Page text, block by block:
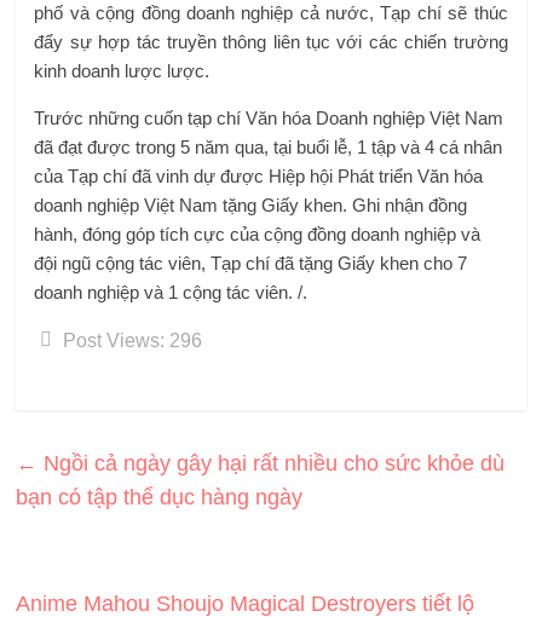
phố và cộng đồng doanh nghiệp cả nước, Tạp chí sẽ thúc
đẩy sự hợp tác truyền thông liên tục với các chiến trường
kinh doanh lược lược.
Trước những cuốn tạp chí Văn hóa Doanh nghiệp Việt Nam
đã đạt được trong 5 năm qua, tại buổi lễ, 1 tập và 4 cá nhân
của Tạp chí đã vinh dự được Hiệp hội Phát triển Văn hóa
doanh nghiệp Việt Nam tặng Giấy khen. Ghi nhận đồng
hành, đóng góp tích cực của cộng đồng doanh nghiệp và
đội ngũ cộng tác viên, Tạp chí đã tặng Giấy khen cho 7
doanh nghiệp và 1 cộng tác viên. /.
Post Views: 296
← Ngồi cả ngày gây hại rất nhiều cho sức khỏe dù
bạn có tập thể dục hàng ngày
Anime Mahou Shoujo Magical Destroyers tiết lộ